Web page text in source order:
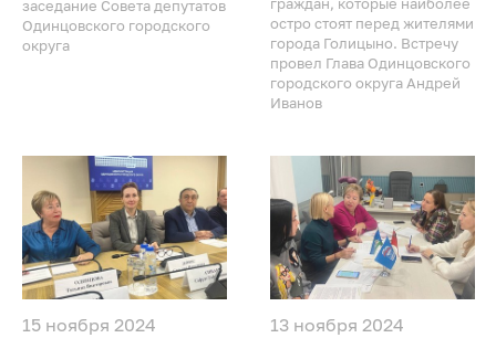
заседание Совета депутатов
Одинцовского городского
округа
остро стоят перед жителями
города Голицыно. Встречу
провел Глава Одинцовского
городского округа Андрей
Иванов
15 ноября 2024 13 ноября 2024